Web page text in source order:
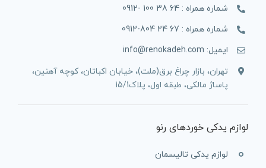
شماره همراه : 64 38 100 -0912
شماره همراه : 67 24 804-0912
ایمیل: info@renokadeh.com
تهران، بازار چراغ برق(ملت)، خیابان اکباتان، کوچه آهنین،
پاساژ مالکی، طبقه اول، پلاک15/1
لوازم یدکی خوردهای رنو
لوازم یدکی تالیسمان